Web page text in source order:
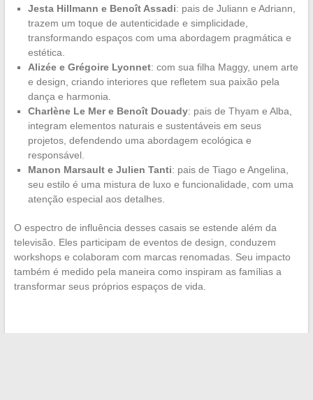
Jesta Hillmann e Benoît Assadi: pais de Juliann e Adriann,
trazem um toque de autenticidade e simplicidade,
transformando espaços com uma abordagem pragmática e
estética.
Alizée e Grégoire Lyonnet: com sua filha Maggy, unem arte
e design, criando interiores que refletem sua paixão pela
dança e harmonia.
Charlène Le Mer e Benoît Douady: pais de Thyam e Alba,
integram elementos naturais e sustentáveis em seus
projetos, defendendo uma abordagem ecológica e
responsável.
Manon Marsault e Julien Tanti: pais de Tiago e Angelina,
seu estilo é uma mistura de luxo e funcionalidade, com uma
atenção especial aos detalhes.
O espectro de influência desses casais se estende além da
televisão. Eles participam de eventos de design, conduzem
workshops e colaboram com marcas renomadas. Seu impacto
também é medido pela maneira como inspiram as famílias a
transformar seus próprios espaços de vida.